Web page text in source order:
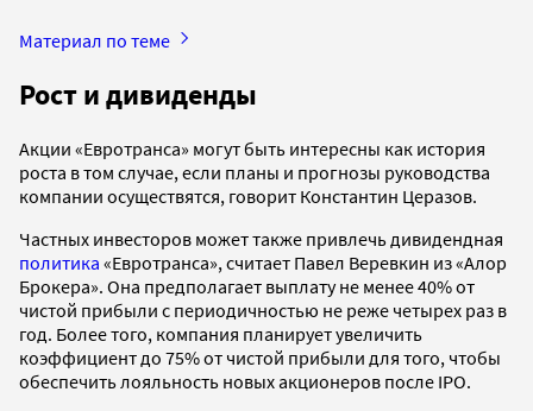
Материал по теме
Рост и дивиденды
Акции «Евротранса» могут быть интересны как история
роста в том случае, если планы и прогнозы руководства
компании осуществятся, говорит Константин Церазов.
Частных инвесторов может также привлечь дивидендная
политика «Евротранса», считает Павел Веревкин из «Алор
Брокера». Она предполагает выплату не менее 40% от
чистой прибыли с периодичностью не реже четырех раз в
год. Более того, компания планирует увеличить
коэффициент до 75% от чистой прибыли для того, чтобы
обеспечить лояльность новых акционеров после IPO.